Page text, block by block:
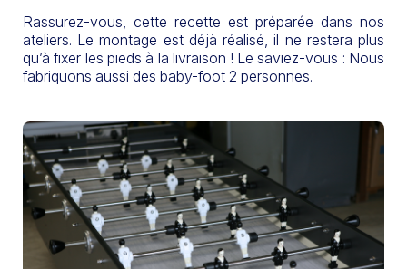
Rassurez-vous, cette recette est préparée dans nos
ateliers. Le montage est déjà réalisé, il ne restera plus
qu’à fixer les pieds à la livraison ! Le saviez-vous : Nous
fabriquons aussi des baby-foot 2 personnes.